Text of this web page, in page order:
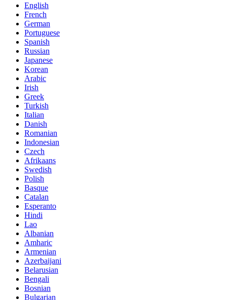
English
French
German
Portuguese
Spanish
Russian
Japanese
Korean
Arabic
Irish
Greek
Turkish
Italian
Danish
Romanian
Indonesian
Czech
Afrikaans
Swedish
Polish
Basque
Catalan
Esperanto
Hindi
Lao
Albanian
Amharic
Armenian
Azerbaijani
Belarusian
Bengali
Bosnian
Bulgarian